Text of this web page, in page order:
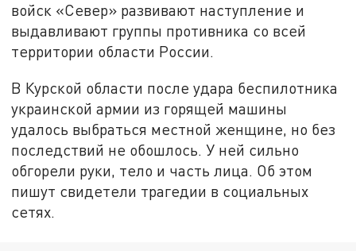
войск «Север» развивают наступление и
выдавливают группы противника со всей
территории области России.
В Курской области после удара беспилотника
украинской армии из горящей машины
удалось выбраться местной женщине, но без
последствий не обошлось. У ней сильно
обгорели руки, тело и часть лица. Об этом
пишут свидетели трагедии в социальных
сетях.